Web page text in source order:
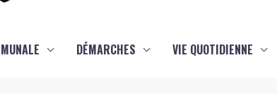
DÉMARCHES VIE QUOTIDIENNE